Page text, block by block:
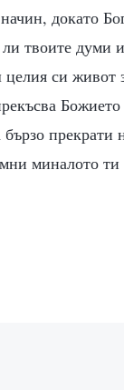
докато
твоите думи
си живот
прекрати
миналото ти